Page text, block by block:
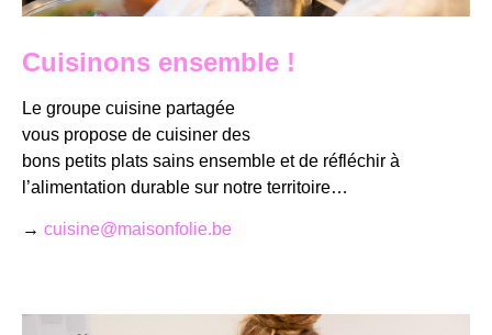
Cuisinons ensemble !
Le groupe cuisine partagée
vous propose de cuisiner des
bons petits plats sains ensemble et de réfléchir à
l’alimentation durable sur notre territoire…
→ cuisine@maisonfolie.be